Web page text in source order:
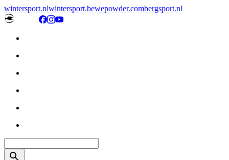
wintersport.nlwintersport.bewepowder.combergsport.nl